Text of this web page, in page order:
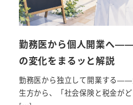
勤務医から個人開業へ
の変化をまるッと解説
勤務医から独立して開業する——
生方から、「社会保険と税金が